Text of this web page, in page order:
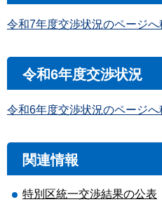
令和7年度交渉状況のページへ
令和6年度交渉状況
令和6年度交渉状況のページへ
関連情報
特別区統一交渉結果の公表